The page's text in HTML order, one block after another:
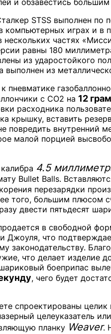
STSS выполнен по
играх и в
частях
равны 180
из ударостойкого
из
пневматике
с CO2 на 12
расходника
крышку, вставить
повредить внутренний
малой порцией
4.5
Bullet Balls.
перезарядки
того, большим плюсом
двести пятьдесят
в свободной
Джоуля, что
законодательству.
что делает изделие
боеприпас
, чего будет
спроектированы
целеуказатель
планку Weaver.